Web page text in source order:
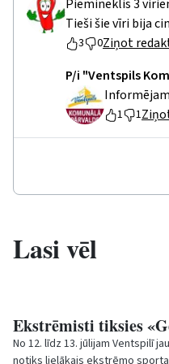
Piemineklis 3
Tieši šie vīri bija
3 0Ziņot
P/i "Ventspils
1 1
Lasi vēl
Ekstrēmisti tiksies
No 12. līdz 13. jūlijam Ventspilī
notiks lielākais ekstrēmo